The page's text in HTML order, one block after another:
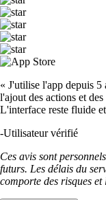
« J'utilise l'app depuis 5
l'ajout des actions et
L'interface reste fluide
-Utilisateur vérifié
Ces avis sont
futurs. Les délais du
comporte des risques